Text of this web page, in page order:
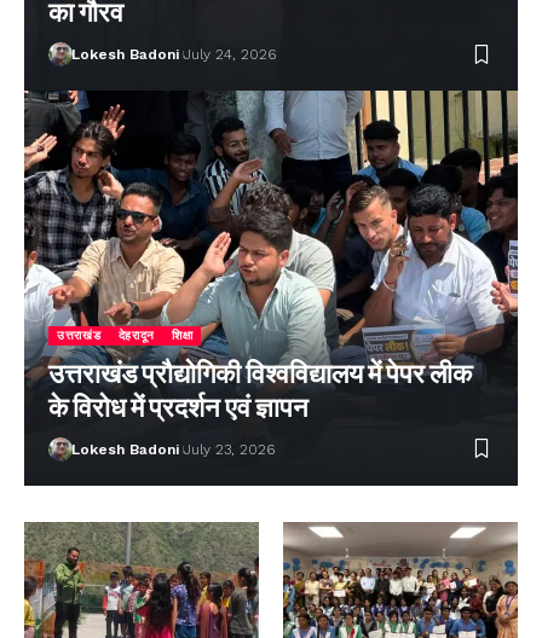
का गौरव
Lokesh Badoni July 24, 2026
उत्तराखंड देहरादून शिक्षा
उत्तराखंड प्रौद्योगिकी विश्वविद्यालय में पेपर लीक
के विरोध में प्रदर्शन एवं ज्ञापन
Lokesh Badoni July 23, 2026